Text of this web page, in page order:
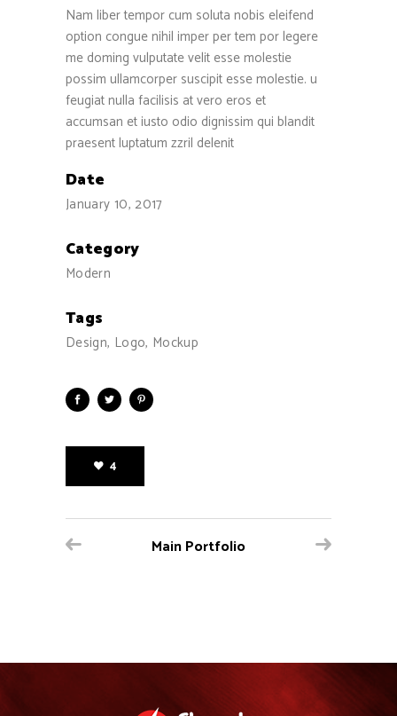
Nam liber tempor cum soluta nobis eleifend
option congue nihil imper per tem por legere
me doming vulputate velit esse molestie
possim ullamcorper suscipit esse molestie. u
feugiat nulla facilisis at vero eros et
accumsan et iusto odio dignissim qui blandit
praesent luptatum zzril delenit
Date
January 10, 2017
Category
Modern
Tags
Design, Logo, Mockup
4
Main Portfolio